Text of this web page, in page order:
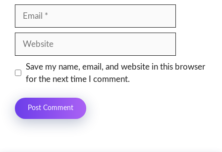
Save my name, email, and website in this browser
for the next time I comment.